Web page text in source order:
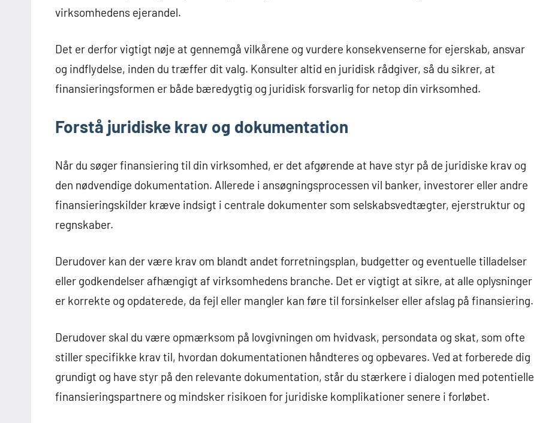
virksomhedens ejerandel.
Det er derfor vigtigt nøje at gennemgå vilkårene og vurdere konsekvenserne for ejerskab, ansvar
og indflydelse, inden du træffer dit valg. Konsulter altid en juridisk rådgiver, så du sikrer, at
finansieringsformen er både bæredygtig og juridisk forsvarlig for netop din virksomhed.
Forstå juridiske krav og dokumentation
Når du søger finansiering til din virksomhed, er det afgørende at have styr på de juridiske krav og
den nødvendige dokumentation. Allerede i ansøgningsprocessen vil banker, investorer eller andre
finansieringskilder kræve indsigt i centrale dokumenter som selskabsvedtægter, ejerstruktur og
regnskaber.
Derudover kan der være krav om blandt andet forretningsplan, budgetter og eventuelle tilladelser
eller godkendelser afhængigt af virksomhedens branche. Det er vigtigt at sikre, at alle oplysninger
er korrekte og opdaterede, da fejl eller mangler kan føre til forsinkelser eller afslag på finansiering.
Derudover skal du være opmærksom på lovgivningen om hvidvask, persondata og skat, som ofte
stiller specifikke krav til, hvordan dokumentationen håndteres og opbevares. Ved at forberede dig
grundigt og have styr på den relevante dokumentation, står du stærkere i dialogen med potentielle
finansieringspartnere og mindsker risikoen for juridiske komplikationer senere i forløbet.